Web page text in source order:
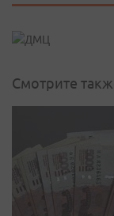
Смотрите